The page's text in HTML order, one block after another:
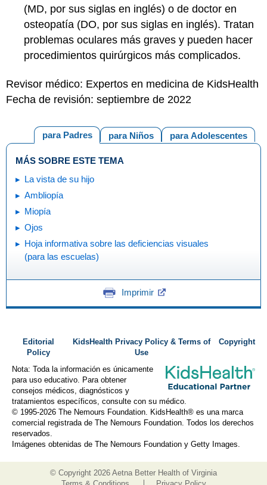
(MD, por sus siglas en inglés) o de doctor en
osteopatía (DO, por sus siglas en inglés). Tratan
problemas oculares más graves y pueden hacer
procedimientos quirúrgicos más complicados.
Revisor médico: Expertos en medicina de KidsHealth
Fecha de revisión: septiembre de 2022
para Adolescentes
para Niños
para Padres
MÁS SOBRE ESTE TEMA
La vista de su hijo
Ambliopía
Miopía
Ojos
Hoja informativa sobre las deficiencias visuales
(para las escuelas)
Imprimir
Editorial
Policy
KidsHealth Privacy Policy & Terms of
Use
Copyright
Nota: Toda la información es únicamente
para uso educativo. Para obtener
consejos médicos, diagnósticos y
tratamientos específicos, consulte con su médico.
© 1995-2026 The Nemours Foundation. KidsHealth® es una marca
comercial registrada de The Nemours Foundation. Todos los derechos
reservados.
Imágenes obtenidas de The Nemours Foundation y Getty Images.
© Copyright 2026 Aetna Better Health of Virginia